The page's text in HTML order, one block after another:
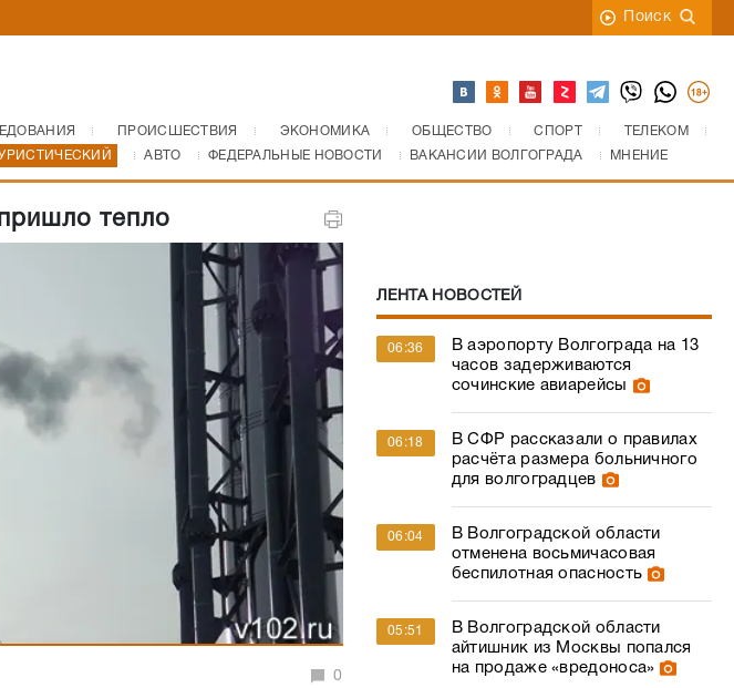
Поиск
ПРОИСШЕСТВИЯ ЭКОНОМИКА ОБЩЕСТВО СПОРТ
ТЕЛЕКОМ
АВТО ФЕДЕРАЛЬНЫЕ НОВОСТИ ВАКАНСИИ ВОЛГОГРАДА МНЕНИЕ
тепло
0
ЛЕНТА НОВОСТЕЙ
06:36
В аэропорту Волгограда на 13
часов задерживаются
сочинские авиарейсы
06:18
В СФР рассказали о правилах
расчёта размера больничного
для волгоградцев
06:04
В Волгоградской области
отменена восьмичасовая
беспилотная опасность
05:51
В Волгоградской области
айтишник из Москвы попался
на продаже «вредоноса»